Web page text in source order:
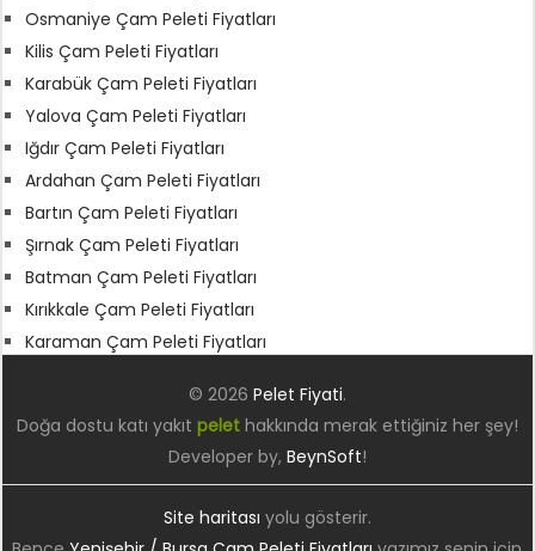
Osmaniye Çam Peleti Fiyatları
Kilis Çam Peleti Fiyatları
Karabük Çam Peleti Fiyatları
Yalova Çam Peleti Fiyatları
Iğdır Çam Peleti Fiyatları
Ardahan Çam Peleti Fiyatları
Bartın Çam Peleti Fiyatları
Şırnak Çam Peleti Fiyatları
Batman Çam Peleti Fiyatları
Kırıkkale Çam Peleti Fiyatları
Karaman Çam Peleti Fiyatları
© 2026 Pelet Fiyati.
Doğa dostu katı yakıt pelethakkında merak ettiğiniz her şey!
Developer by, BeynSoft!
Site haritası yolu gösterir.